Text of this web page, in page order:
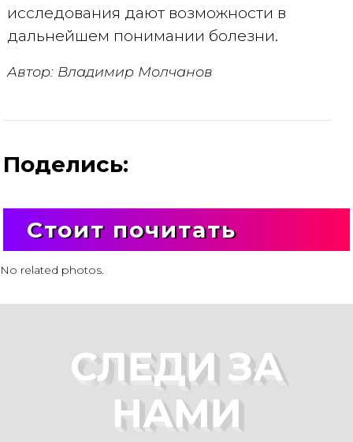
исследования дают возможности в
дальнейшем понимании болезни.
Автор: Владимир Молчанов
Поделись:
Стоит почитать
No related photos.
СЛЕДИ ЗА
НАМИ